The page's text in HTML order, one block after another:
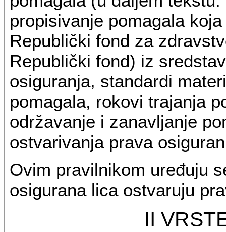
propisivanje pomagala
Republički fond za
Republički fond) iz
osiguranja, standardi
pomagala, rokovi trajanja
održavanje i zanavljanje
ostvarivanja prava
Ovim pravilnikom uređuju
osigurana lica ostvaruju
II